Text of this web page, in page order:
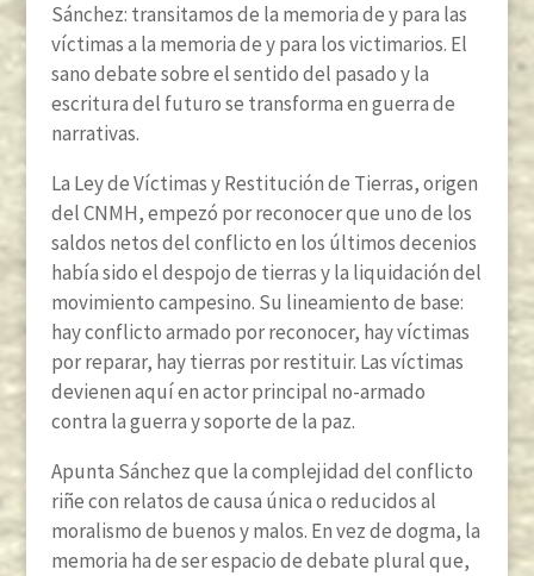
Sánchez: transitamos de la memoria de y para las
víctimas a la memoria de y para los victimarios. El
sano debate sobre el sentido del pasado y la
escritura del futuro se transforma en guerra de
narrativas.
La Ley de Víctimas y Restitución de Tierras, origen
del CNMH, empezó por reconocer que uno de los
saldos netos del conflicto en los últimos decenios
había sido el despojo de tierras y la liquidación del
movimiento campesino. Su lineamiento de base:
hay conflicto armado por reconocer, hay víctimas
por reparar, hay tierras por restituir. Las víctimas
devienen aquí en actor principal no-armado
contra la guerra y soporte de la paz.
Apunta Sánchez que la complejidad del conflicto
riñe con relatos de causa única o reducidos al
moralismo de buenos y malos. En vez de dogma, la
memoria ha de ser espacio de debate plural que,